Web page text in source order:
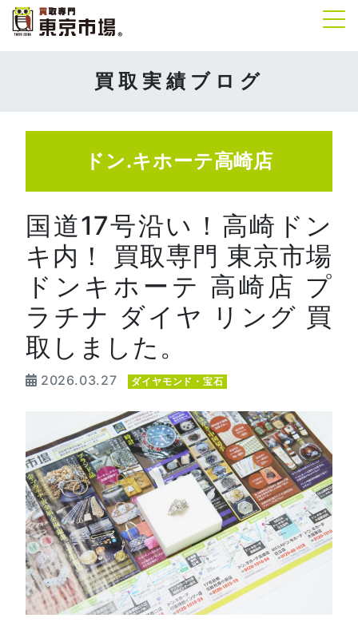
買取実績ブログ
ドン.キホーテ高崎店
国道17号沿い！高崎ドン
キ内！ 買取専門 東京市場
ドンキホーテ 高崎店 プ
ラチナ ダイヤ リング 買
取しました。
2026.03.27 ダイヤモンド・宝石